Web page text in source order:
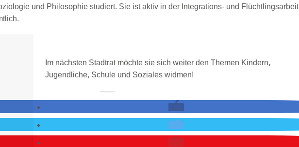
und Philosophie studiert. Sie ist aktiv in der Integrations- und Flüchtlingsarbeit
Im nächsten Stadtrat möchte sie sich weiter den Themen Kindern,
Jugendliche, Schule und Soziales widmen!